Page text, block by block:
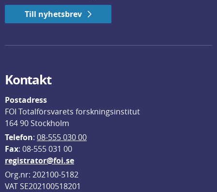
Till nyhetsbrev
Kontakt
Postadress
FOI Totalförsvarets forskningsinstitut
164 90 Stockholm
Telefon: 08-555 030 00
Fax: 08-555 031 00
registrator@foi.se
Org.nr: 202100-5182
VAT SE202100518201